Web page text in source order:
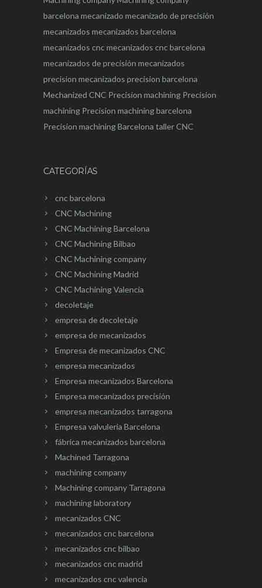
barcelona mecanizado mecanizado de precisión
mecanizados mecanizados barcelona
mecanizados cncmecanizados cnc barcelona
mecanizados de precisión mecanizados
precision mecanizados precision barcelona
Mechanized CNC Precision machining Precision
machining Precision machining barcelona
Precision machining Barcelona taller CNC
CATEGORÍAS
cnc barcelona
CNC Machining
CNC Machining Barcelona
CNC Machining Bilbao
CNC Machining company
CNC Machining Madrid
CNC Machining Valencia
decoletaje
empresa de decoletaje
empresa de mecanizados
Empresa de mecanizados CNC
empresa mecanizados
Empresa mecanizados Barcelona
Empresa mecanizados precisión
empresa mecanizados tarragona
Empresa valvuleria Barcelona
fábrica mecanizados barcelona
Machined Tarragona
machining company
Machining company Tarragona
machining laboratory
mecanizados CNC
mecanizados cnc barcelona
mecanizados cnc bilbao
mecanizados cnc madrid
mecanizados cnc valencia